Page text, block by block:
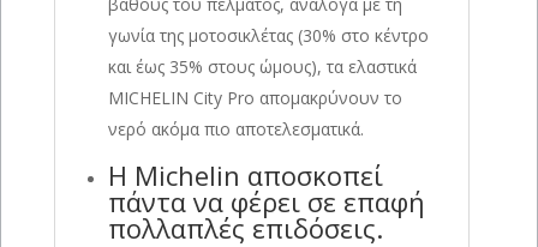
γωνία της μοτοσικλέτας (30% στο κέντρο
και έως 35% στους ώμους), τα ελαστικά
MICHELIN City Pro απομακρύνουν το
νερό ακόμα πιο αποτελεσματικά.
Η Michelin αποσκοπεί
πάντα να φέρει σε επαφή
πολλαπλές επιδόσεις.